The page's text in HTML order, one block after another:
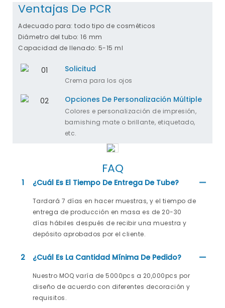
Ventajas De PCR
Adecuado para: todo tipo de cosméticos
Diámetro del tubo: 16 mm
Capacidad de llenado: 5-15 ml
Solicitud
Crema para los ojos
Opciones De Personalización Múltiple
Colores e personalización de impresión,
barnishing mate o brillante, etiquetado,
etc.
FAQ
1 ¿Cuál Es El Tiempo De Entrega De Tube?
Tardará 7 días en hacer muestras, y el tiempo de
entrega de producción en masa es de 20-30
días hábiles después de recibir una muestra y
depósito aprobados por el cliente.
2 ¿Cuál Es La Cantidad Mínima De Pedido?
Nuestro MOQ varía de 5000pcs a 20,000pcs por
diseño de acuerdo con diferentes decoración y
requisitos.